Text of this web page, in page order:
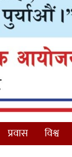
प्रवास विश्व